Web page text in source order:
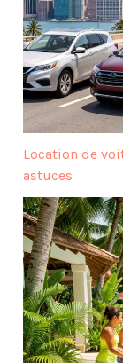
Location de
astuces